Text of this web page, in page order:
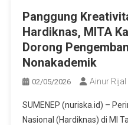
Panggung
Hardiknas, MITA
Dorong
Nonakademik
02/05/2026 Ainur Rijal
SUMENEP (nuriska.id) –
Nasional (Hardiknas) di MI